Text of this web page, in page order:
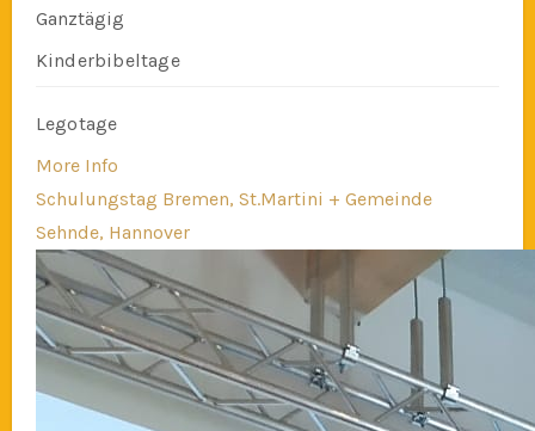
Ganztägig
Kinderbibeltage
Legotage
More Info
Schulungstag Bremen, St.Martini + Gemeinde
Sehnde, Hannover